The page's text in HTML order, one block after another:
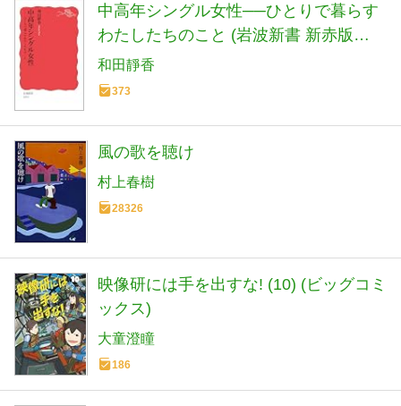
中高年シングル女性──ひとりで暮らす
わたしたちのこと (岩波新書 新赤版
2093)
和田靜香
373
風の歌を聴け
村上春樹
28326
映像研には手を出すな! (10) (ビッグコミ
ックス)
大童澄瞳
186